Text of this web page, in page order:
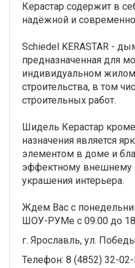
Керастар содержит в
надёжной и
Schiedel KERASTAR -
предназначенная для
индивидуальном
строительства, в том
строительных работ.
Шидель Керастар
назначения является
элементом в доме и
эффектному внешнему
украшения интерьера.
Ждем Вас с
ШОУ-РУМе с 09.00 до
г. Ярославль, ул.
Телефон: 8 (4852) 32-